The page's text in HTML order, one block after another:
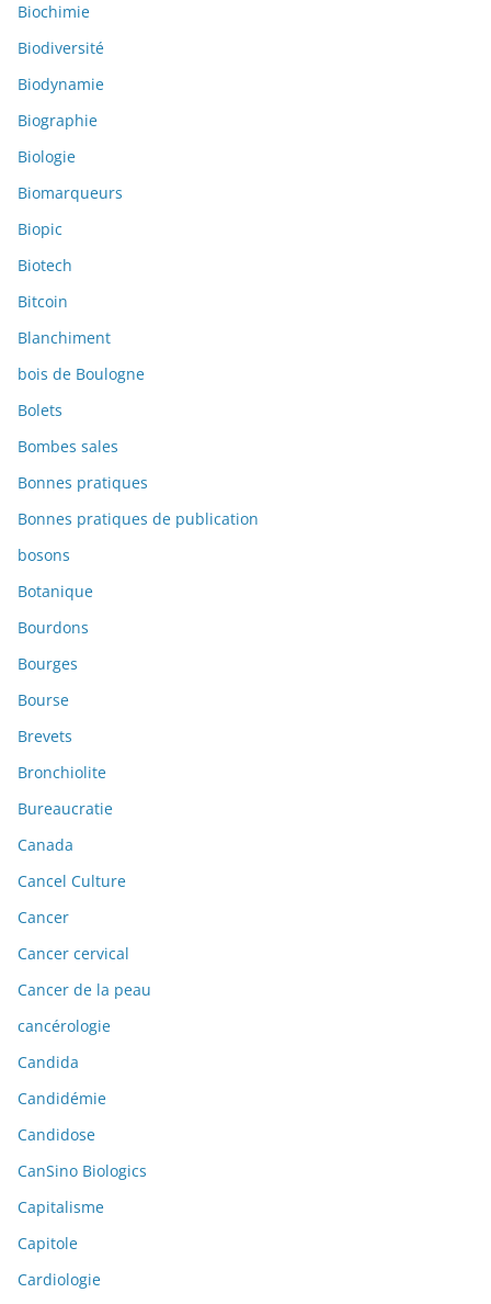
Biochimie
Biodiversité
Biodynamie
Biographie
Biologie
Biomarqueurs
Biopic
Biotech
Bitcoin
Blanchiment
bois de Boulogne
Bolets
Bombes sales
Bonnes pratiques
Bonnes pratiques de publication
bosons
Botanique
Bourdons
Bourges
Bourse
Brevets
Bronchiolite
Bureaucratie
Canada
Cancel Culture
Cancer
Cancer cervical
Cancer de la peau
cancérologie
Candida
Candidémie
Candidose
CanSino Biologics
Capitalisme
Capitole
Cardiologie